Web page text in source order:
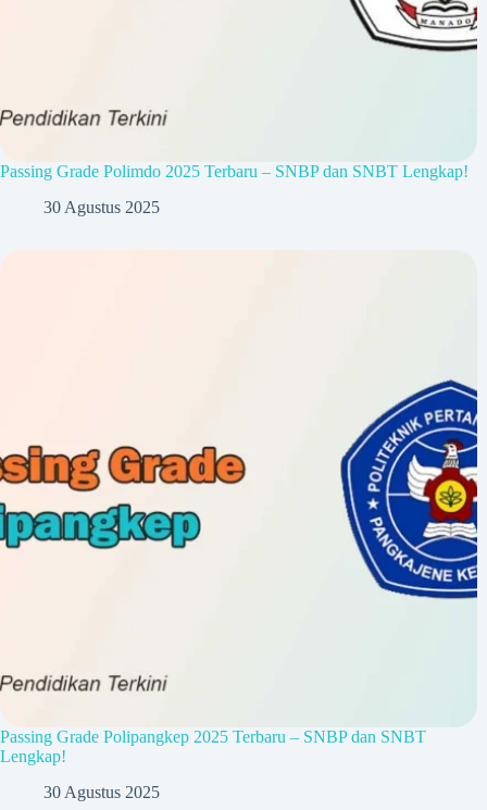
Passing Grade Polimdo 2025 Terbaru – SNBP dan SNBT Lengkap!
30 Agustus 2025
Passing Grade Polipangkep 2025 Terbaru – SNBP dan SNBT
Lengkap!
30 Agustus 2025